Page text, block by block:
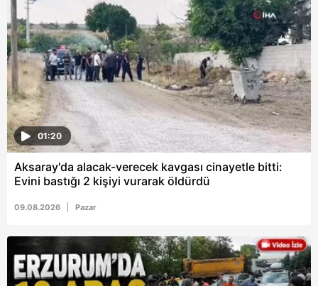
hazırlanmış Aydınlatma Metnimizi okumak ve sitemizde
ilgili mevzuata uygun olarak kullanılan çerezlerle ilgili bilgi
almak için lütfentıklayınız.
01:20
Aksaray'da alacak-verecek kavgası cinayetle bitti:
Evini bastığı 2 kişiyi vurarak öldürdü
09.08.2026 Pazar